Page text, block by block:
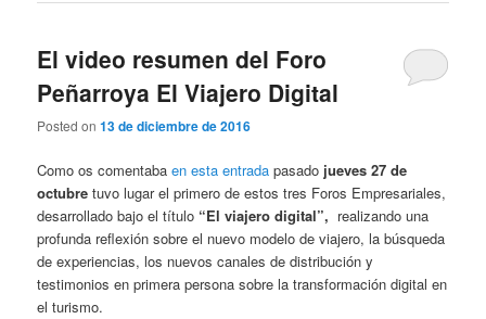
El video resumen del Foro
Peñarroya El Viajero Digital
Posted on13 de diciembre de 2016
Como os comentabaen esta entradapasado jueves 27 de
octubre tuvo lugar el primero de estos tres Foros Empresariales,
desarrollado bajo el título “El viajero digital”, realizando una
profunda reflexión sobre el nuevo modelo de viajero, la búsqueda
de experiencias, los nuevos canales de distribución y
testimonios en primera persona sobre la transformación digital en
el turismo.